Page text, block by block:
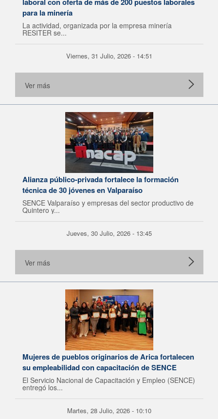
para la minería
La actividad, organizada por la empresa minería
RESITER se...
Viernes, 31 Julio, 2026 - 14:51
Ver más
Alianza público-privada fortalece la formación
técnica de 30 jóvenes en Valparaíso
SENCE Valparaíso y empresas del sector productivo de
Quintero y...
Jueves, 30 Julio, 2026 - 13:45
Ver más
Mujeres de pueblos originarios de Arica fortalecen
su empleabilidad con capacitación de SENCE
El Servicio Nacional de Capacitación y Empleo (SENCE)
entregó los...
Martes, 28 Julio, 2026 - 10:10